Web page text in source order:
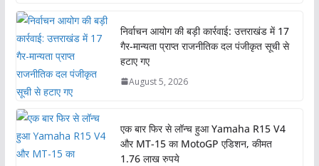
निर्वाचन आयोग की बड़ी कार्रवाई: उत्तराखंड में 17
गैर-मान्यता प्राप्त राजनीतिक दल पंजीकृत सूची से
हटाए गए
August 5, 2026
एक बार फिर से लॉन्च हुआ Yamaha R15 V4
और MT-15 का MotoGP एडिशन, कीमत
1.76 लाख रुपये